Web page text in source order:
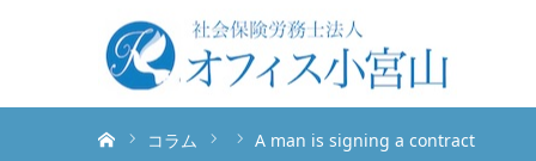
コラム A man is signing a contract